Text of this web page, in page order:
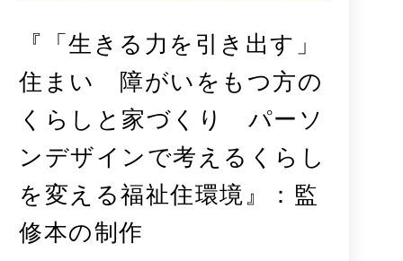
『「生きる力を引き出す」
住まい 障がいをもつ方の
くらしと家づくり パーソ
ンデザインで考えるくらし
を変える福祉住環境』：監
修本の制作